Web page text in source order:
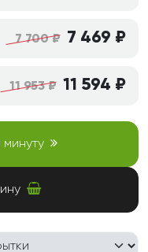
7 700 ₽ 7 469 ₽
11 953 ₽ 11 594 ₽